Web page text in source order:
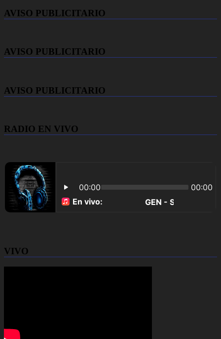
AVISO PUBLICITARIO
AVISO PUBLICITARIO
AVISO PUBLICITARIO
RADIO EN VIVO
VIVO